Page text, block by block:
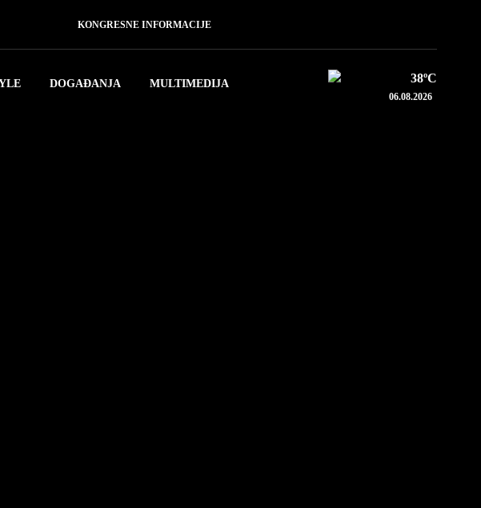
KONGRESNE INFORMACIJE
DOGAĐANJA MULTIMEDIJA 38ºC
06.08.2026